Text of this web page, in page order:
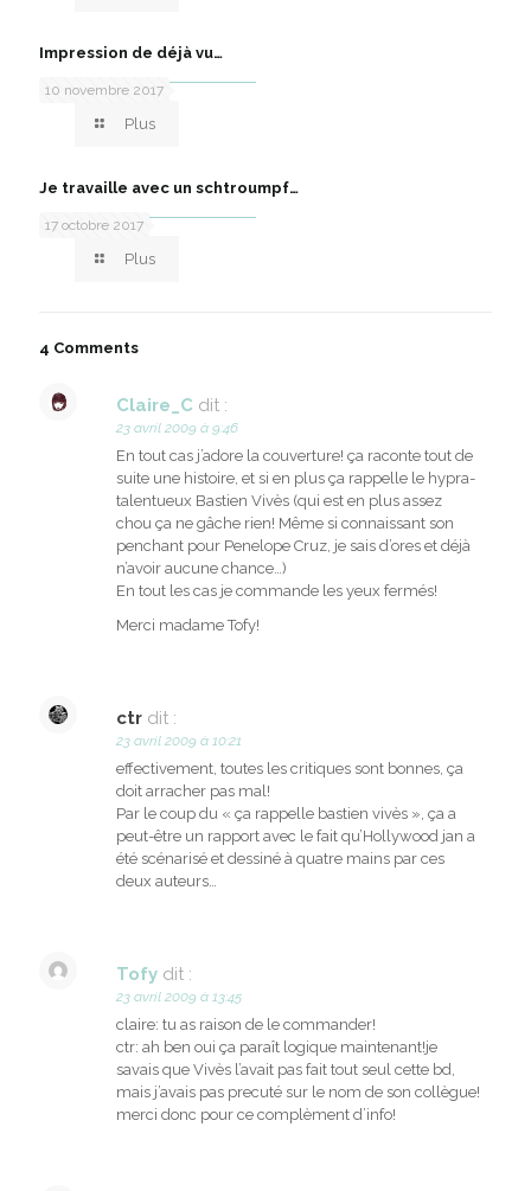
10 novembre 2017
Impression de déjà vu…
Plus
17 octobre 2017
Je travaille avec un schtroumpf…
Plus
4 Comments
Claire_C dit :
23 avril 2009 à 9:46
En tout cas j’adore la couverture! ça raconte tout de
suite une histoire, et si en plus ça rappelle le hypra-
talentueux Bastien Vivès (qui est en plus assez
chou ça ne gâche rien! Même si connaissant son
penchant pour Penelope Cruz, je sais d’ores et déjà
n’avoir aucune chance…)
En tout les cas je commande les yeux fermés!
Merci madame Tofy!
ctr dit :
23 avril 2009 à 10:21
effectivement, toutes les critiques sont bonnes, ça
doit arracher pas mal!
Par le coup du « ça rappelle bastien vivès », ça a
peut-être un rapport avec le fait qu’Hollywood jan a
été scénarisé et dessiné à quatre mains par ces
deux auteurs…
Tofy dit :
23 avril 2009 à 13:45
claire: tu as raison de le commander!
ctr: ah ben oui ça paraît logique maintenant!je
savais que Vivès l’avait pas fait tout seul cette bd,
mais j’avais pas precuté sur le nom de son collègue!
merci donc pour ce complèment d’info!